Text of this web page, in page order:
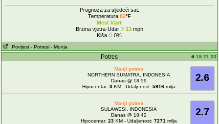
Prognoza za sljedeći sat:
Temperatura 82°F
Mest klart
Brzina vjetra-Udar 7-13mph
Kiša
0%
Povijest - Potresi - Munja
Potres 19:21:33
2.6
Manji potres
NORTHERN SUMATRA, INDONESIA
Danas @ 18:59
Hipocentar:3 KM - Udaljenost:5916 milja
2.7
Manji potres
SULAWESI, INDONESIA
Danas @ 18:42
Hipocentar:23 KM - Udaljenost:7271 milja